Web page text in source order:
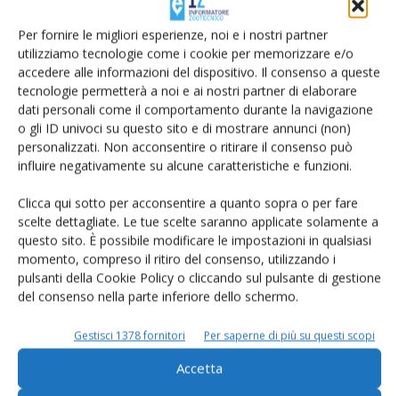
Per fornire le migliori esperienze, noi e i nostri partner
utilizziamo tecnologie come i cookie per memorizzare e/o
accedere alle informazioni del dispositivo. Il consenso a queste
tecnologie permetterà a noi e ai nostri partner di elaborare
dati personali come il comportamento durante la navigazione
o gli ID univoci su questo sito e di mostrare annunci (non)
personalizzati. Non acconsentire o ritirare il consenso può
influire negativamente su alcune caratteristiche e funzioni.
Clicca qui sotto per acconsentire a quanto sopra o per fare
scelte dettagliate. Le tue scelte saranno applicate solamente a
questo sito. È possibile modificare le impostazioni in qualsiasi
momento, compreso il ritiro del consenso, utilizzando i
pulsanti della Cookie Policy o cliccando sul pulsante di gestione
del consenso nella parte inferiore dello schermo.
Gestisci 1378 fornitori Per saperne di più su questi scopi
Accetta
Ammasso formaggi, ok Ue a 12mila
tonnellate
Di Stefano Boccoli - 24 Novembre 2015